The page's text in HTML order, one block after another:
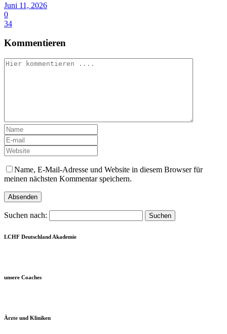
Juni 11, 2026
0
34
Kommentieren
Name, E-Mail-Adresse und Website in diesem Browser für
meinen nächsten Kommentar speichern.
Suchen nach:
LCHF Deutschland Akademie
unsere Coaches
Ärzte und Kliniken